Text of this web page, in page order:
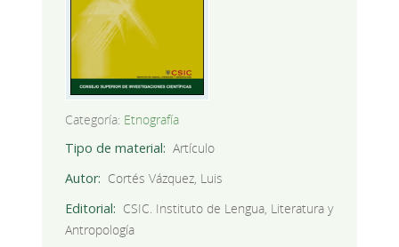
Categoría: Etnografía
Tipo de material
Artículo
Autor
Cortés Vázquez, Luis
Editorial
CSIC. Instituto de Lengua, Literatura y
Antropología